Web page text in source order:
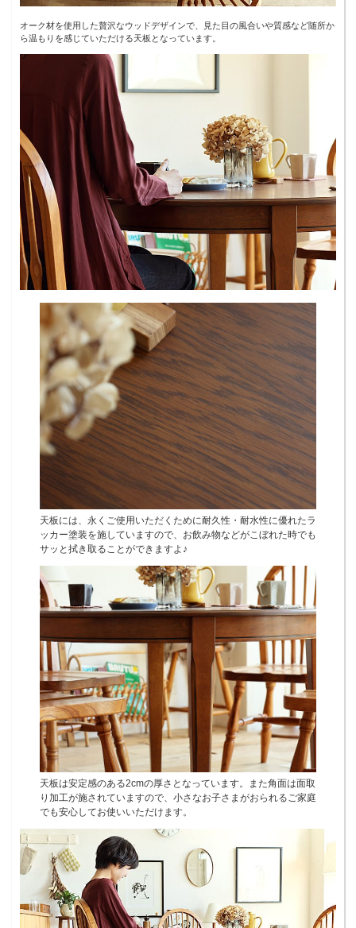
オーク材を使用した贅沢なウッドデザインで、見た目の風合いや質感など随所か
ら温もりを感じていただける天板となっています。
天板には、永くご使用いただくために耐久性・耐水性に優れたラ
ッカー塗装を施していますので、お飲み物などがこぼれた時でも
サッと拭き取ることができますよ♪
天板は安定感のある2cmの厚さとなっています。また角面は面取
り加工が施されていますので、小さなお子さまがおられるご家庭
でも安心してお使いいただけます。